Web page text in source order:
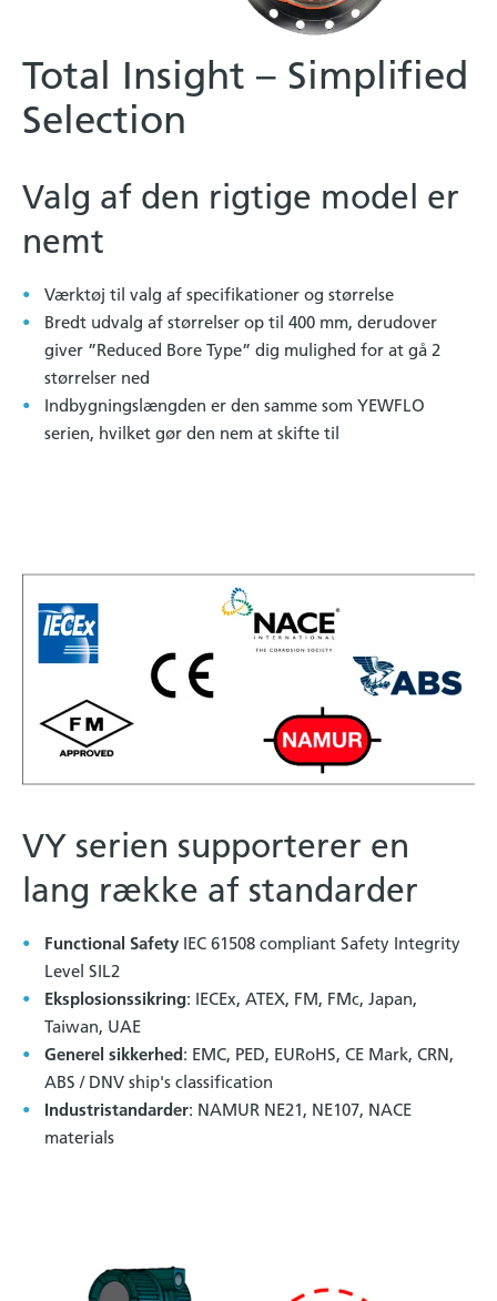
Total Insight – Simplified
Selection
Valg af den rigtige model er
nemt
Værktøj til valg af specifikationer og størrelse
Bredt udvalg af størrelser op til 400 mm, derudover
giver ”Reduced Bore Type” dig mulighed for at gå 2
størrelser ned
Indbygningslængden er den samme som YEWFLO
serien, hvilket gør den nem at skifte til
VY serien supporterer en
lang række af standarder
Functional Safety IEC 61508 compliant Safety Integrity
Level SIL2
Eksplosionssikring: IECEx, ATEX, FM, FMc, Japan,
Taiwan, UAE
Generel sikkerhed: EMC, PED, EURoHS, CE Mark, CRN,
ABS / DNV ship's classification
Industristandarder: NAMUR NE21, NE107, NACE
materials